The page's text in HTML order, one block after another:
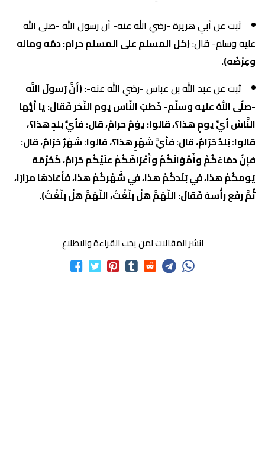
ثبت عن أبي هريرة -رضي الله عنه- أن رسول الله -صلى الله
عليه وسلم- قال:(كل المسلم على المسلم حرام: دمُه وماله
وعِرْضُه).
ثبت عن عبد الله بن عباس -رضي الله عنه-:(أنَّ رَسولَ اللَّهِ
-صَلَّى اللهُ عليه وسلَّمَ- خَطَبَ النَّاسَ يَومَ النَّحْرِ فَقالَ: يا أيُّها
النَّاسُ أيُّ يَومٍ هذا؟، قالوا: يَوْمٌ حَرَامٌ، قالَ: فأيُّ بَلَدٍ هذا؟،
قالوا: بَلَدٌ حَرَامٌ، قالَ: فأيُّ شَهْرٍ هذا؟، قالوا: شَهْرٌ حَرَامٌ، قالَ:
فإنَّ دِمَاءَكُمْ وأَمْوَالَكُمْ وأَعْرَاضَكُمْ علَيْكُم حَرَامٌ، كَحُرْمَةِ
يَومِكُمْ هذا، في بَلَدِكُمْ هذا، في شَهْرِكُمْ هذا، فأعَادَهَا مِرَارًا،
ثُمَّ رَفَعَ رَأْسَهُ فَقالَ: اللَّهُمَّ هلْ بَلَّغْتُ، اللَّهُمَّ هلْ بَلَّغْتُ).
انشر المقالات لمن يحب القراءة والاطلاع